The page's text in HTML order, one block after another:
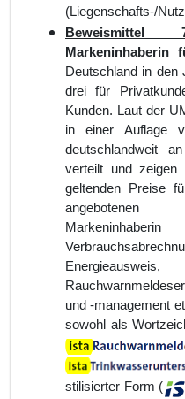
(Liegenschafts-/
Beweismittel
Markeninhaberin
Deutschland in den
drei für
Kunden. Laut der
in einer Auflage
deutschlandweit
verteilt und zeigen
geltenden Preise
angebotenen
Energieausweis,
und -management
sowohl als
stilisierter Form (